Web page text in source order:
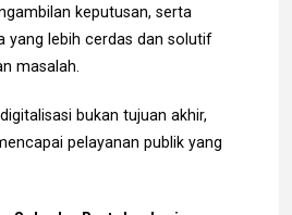
keputusan, serta
yang lebih cerdas dan solutif
masalah.
bukan tujuan akhir,
pelayanan publik yang